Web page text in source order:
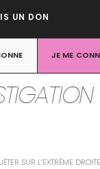
UN DON
JE ME
SUR L’EXTRÊME